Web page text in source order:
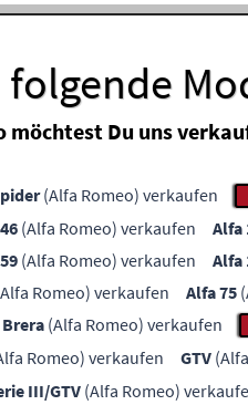
möchtest Du uns
(Alfa Romeo) verkaufen
(Alfa Romeo) verkaufen Alfa
(Alfa Romeo) verkaufen Alfa
Romeo) verkaufen Alfa 75
Brera (Alfa Romeo) verkaufen
Romeo) verkaufen GTV
III/GTV(Alfa Romeo)